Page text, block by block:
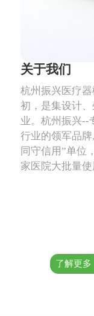
关于我们
杭州振兴医疗
初，是集设计
业。杭州振兴--
行业的领军品
同守信用”单位
家医院大批量使
了解更多